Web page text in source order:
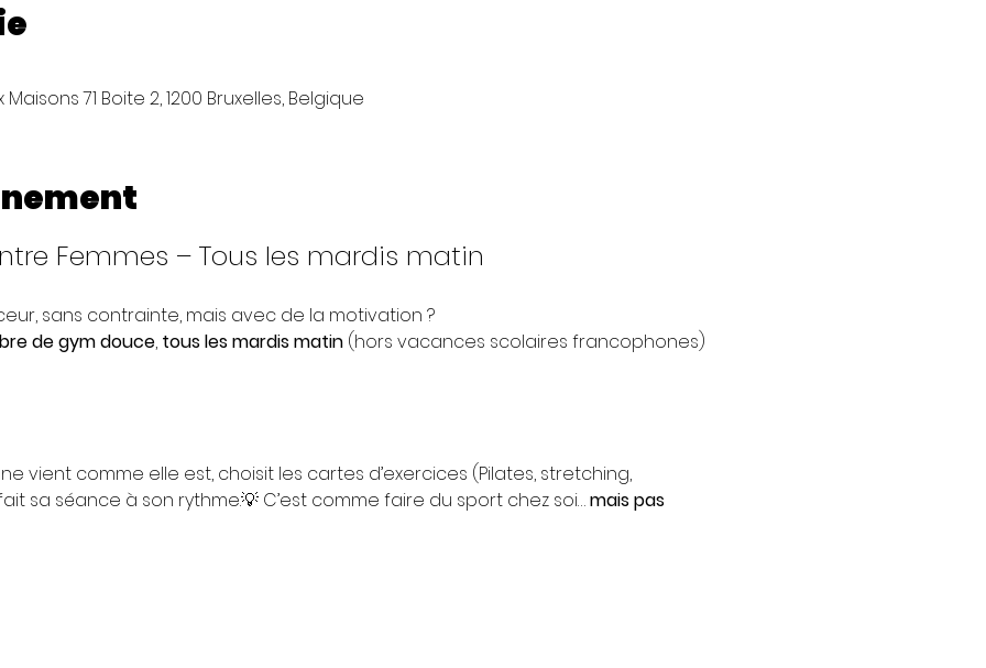
71 Boite 2, 1200 Bruxelles, Belgique
Femmes – Tous les mardis matin
sans contrainte, mais avec de la motivation ?
de gym douce, tous les mardis matin (hors vacances scolaires francophones)
vient comme elle est, choisit les cartes d’exercices (Pilates, stretching,
sa séance à son rythme.💡 C’est comme faire du sport chez soi… mais pas